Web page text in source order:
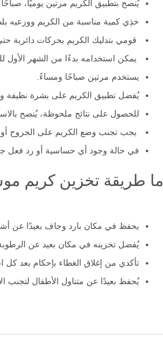
يُنصح بتطبيق الكريم مرتين يوميًا،
خذِي كمية مناسبة من الكريم ووزعيه
قومي بتدليك الكريم بحركات دائرية
يمكن استخدامه بدءًا من الشهر الأول
يستخدم مرتين صباحًا ومساءً.
يُفضل تطبيق الكريم على بشرة
للحصول على نتائج ملحوظة، يُنصح
يجب تجنب وضع الكريم على الجروح أو
في حالة وجود أي حساسية أو رد فعل
ما طريقة تخزين كريم
يحفظ في مكان بارد وجاف بعيدًا عن
يُفضل تخزينه في مكان بعيد عن الرطوبة
تأكدي من إغلاق الغطاء بإحكام بعد كل
يُحفظ بعيدًا عن متناول الأطفال لتجنب